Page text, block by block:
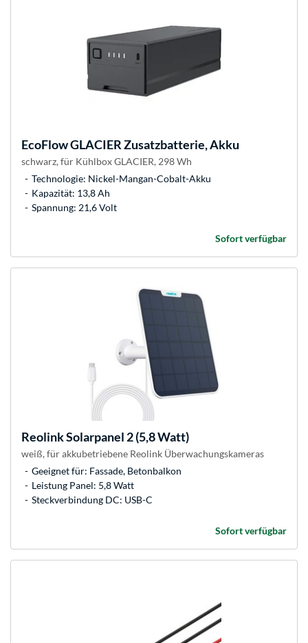
EcoFlowGLACIER Zusatzbatterie, Akku
schwarz, für Kühlbox GLACIER, 298 Wh
Technologie: Nickel-Mangan-Cobalt-Akku
Kapazität: 13,8 Ah
Spannung: 21,6 Volt
Sofort verfügbar
ReolinkSolarpanel 2 (5,8 Watt)
weiß, für akkubetriebene Reolink Überwachungskameras
Geeignet für: Fassade, Betonbalkon
Leistung Panel: 5,8 Watt
Steckverbindung DC: USB-C
Sofort verfügbar